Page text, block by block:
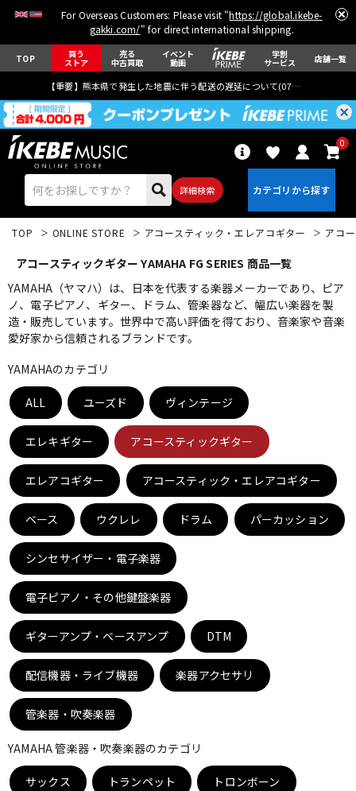
For Overseas Customers: Please visit "https://global.ikebe-
gakki.com/" for direct international shipping.
TOP 買う
ストア
売る
中古買取
イベント
動画
学割
サービス 店舗一覧
【重要】熊本県で発生した地震に伴う配送の遅延について(07月29日
詳細検索
0
エレキギター アコギ/エレアコ
ドラム パーカッション
キーボード 電子ピアノ
管楽器
DTM オンライン納品
配信/ライブ機器 楽器アクセサリ
TOP ONLINE STORE アコースティック・エレアコギター アコ
アコースティックギター YAMAHA FG SERIES 商品一覧
YAMAHA（ヤマハ）は、日本を代表する楽器メーカーであり、ピア
ノ、電子ピアノ、ギター、ドラム、管楽器など、幅広い楽器を製
造・販売しています。世界中で高い評価を得ており、音楽家や音楽
愛好家から信頼されるブランドです。
YAMAHAのカテゴリ
ALL ユーズド ヴィンテージ
エレキギター アコースティックギター
エレアコギター アコースティック・エレアコギター
ベース ウクレレ ドラム パーカッション
シンセサイザー・電子楽器
電子ピアノ・その他鍵盤楽器
ギターアンプ・ベースアンプ DTM
配信機器・ライブ機器 楽器アクセサリ
管楽器・吹奏楽器
YAMAHA 管楽器・吹奏楽器のカテゴリ
サックス トランペット トロンボーン